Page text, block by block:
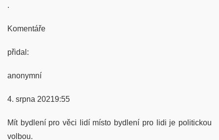
.
Komentáře
přidal:
anonymní
4. srpna 20219:55
Mít bydlení pro věci lidí místo bydlení pro lidi je politickou
volbou.